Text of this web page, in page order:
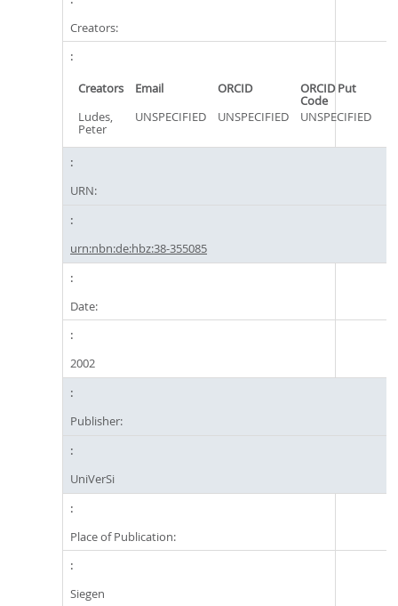
Creators:
Creators Email ORCID ORCID Put
Code
Ludes,
Peter
UNSPECIFIED UNSPECIFIED UNSPECIFIED
URN:
urn:nbn:de:hbz:38-355085
Date:
2002
Publisher:
UniVerSi
Place of Publication:
Siegen